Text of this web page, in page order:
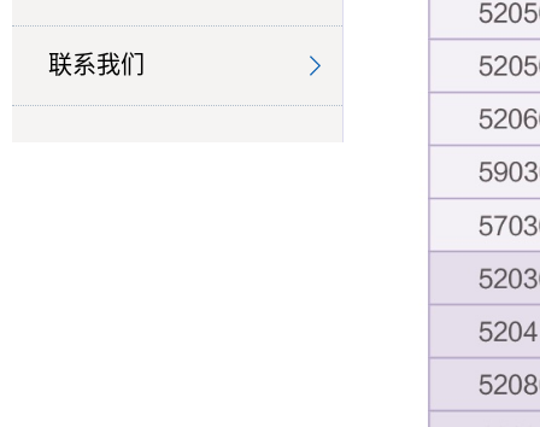
联系我们